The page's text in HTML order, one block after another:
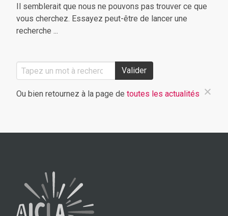
Il semblerait que nous ne pouvons pas trouver ce que
vous cherchez. Essayez peut-être de lancer une
recherche ...
Valider
Ou bien retournez à la page de toutes les actualités